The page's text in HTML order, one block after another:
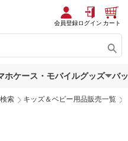
会員登録ログイン カート
ホケース・モバイルグッズ バ
索 キッズ＆ベビー用品販売一覧